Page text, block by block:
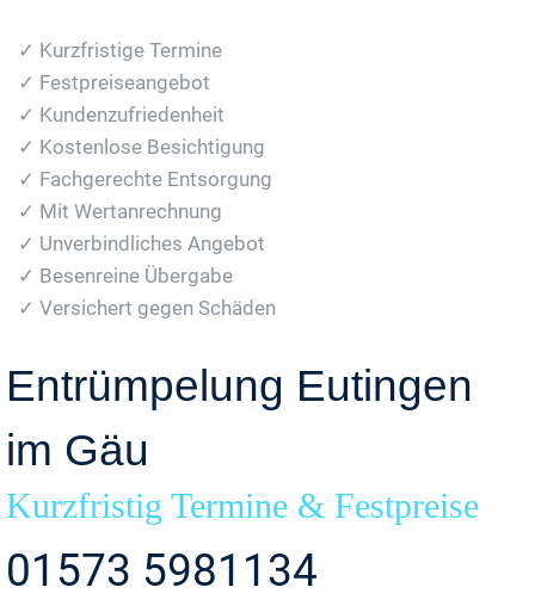
✓ Kurzfristige Termine
✓ Festpreiseangebot
✓ Kundenzufriedenheit
✓ Kostenlose Besichtigung
✓ Fachgerechte Entsorgung
✓ Mit Wertanrechnung
✓ Unverbindliches Angebot
✓ Besenreine Übergabe
✓ Versichert gegen Schäden
Entrümpelung Eutingen
im Gäu
Kurzfristig Termine & Festpreise
01573 5981134